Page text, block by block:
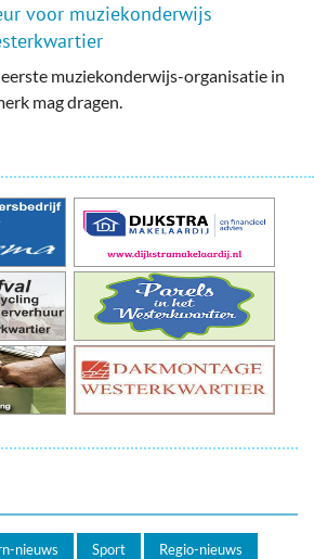
voor muziekonderwijs
muziekonderwijs-organisatie in
mag dragen.
nieuws Sport Regio-nieuws